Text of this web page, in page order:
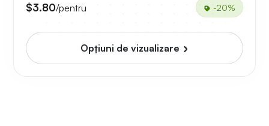
$3.80/pentru -20%
Opțiuni de vizualizare